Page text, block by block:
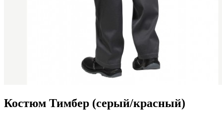
Костюм Тимбер (серый/красный)